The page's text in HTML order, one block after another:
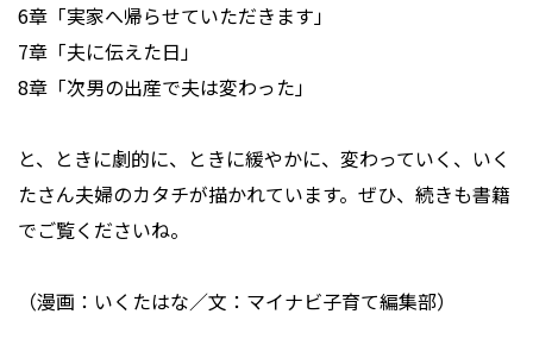
6章「実家へ帰らせていただきます」
7章「夫に伝えた日」
8章「次男の出産で夫は変わった」
と、ときに劇的に、ときに緩やかに、変わっていく、いく
たさん夫婦のカタチが描かれています。ぜひ、続きも書籍
でご覧くださいね。
（漫画：いくたはな／文：マイナビ子育て編集部）